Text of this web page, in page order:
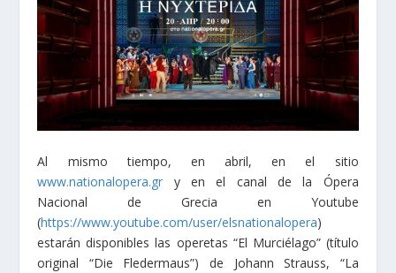
Al mismo tiempo, en abril, en el sitio
www.nationalopera.gr y en el canal de la Ópera
Nacional de Grecia en Youtube
(https://www.youtube.com/user/elsnationalopera)
estarán disponibles las operetas “El Murciélago” (título
original “Die Fledermaus”) de Johann Strauss, “La